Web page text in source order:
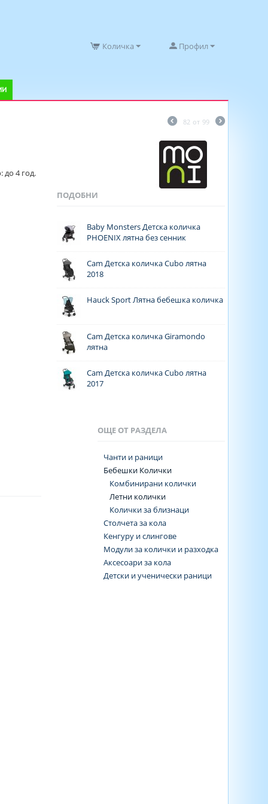
Профил
Количка
82 от 99
до 4 год.
ПОДОБНИ
Baby Monsters Детска количка
PHOENIX лятна без сенник
Cam Детска количка Cubo лятна
2018
Hauck Sport Лятна бебешка количка
Cam Детска количка Giramondo
лятна
Cam Детска количка Cubo лятна
2017
ОЩЕ ОТ РАЗДЕЛА
Чанти и раници
Бебешки Колички
Комбинирани колички
Летни колички
Колички за близнаци
Столчета за кола
Кенгуру и слингове
Модули за колички и разходка
Аксесоари за кола
Детски и ученически раници